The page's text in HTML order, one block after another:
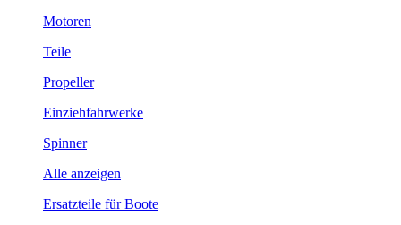
Motoren
Teile
Propeller
Einziehfahrwerke
Spinner
Alle anzeigen
Ersatzteile für Boote